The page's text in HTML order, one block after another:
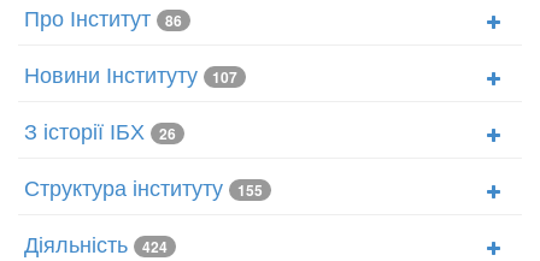
Про Інститут 86
Новини Інституту 107
З історії ІБХ 26
Структура інституту 155
Діяльність 424